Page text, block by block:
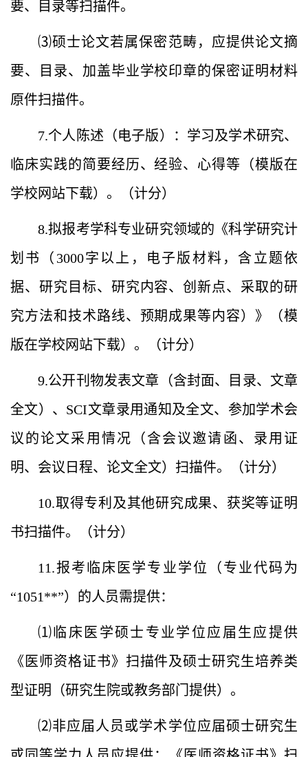
要、目录等扫描件。
⑶硕士论文若属保密范畴，应提供论文摘
要、目录、加盖毕业学校印章的保密证明材料
原件扫描件。
7.个人陈述（电子版）：学习及学术研究、
临床实践的简要经历、经验、心得等（模版在
学校网站下载）。（计分）
8.拟报考学科专业研究领域的《科学研究计
划书（3000字以上，电子版材料，含立题依
据、研究目标、研究内容、创新点、采取的研
究方法和技术路线、预期成果等内容）》（模
版在学校网站下载）。（计分）
9.公开刊物发表文章（含封面、目录、文章
全文）、SCI文章录用通知及全文、参加学术会
议的论文采用情况（含会议邀请函、录用证
明、会议日程、论文全文）扫描件。（计分）
10.取得专利及其他研究成果、获奖等证明
书扫描件。（计分）
11.报考临床医学专业学位（专业代码为
“1051**”）的人员需提供：
⑴临床医学硕士专业学位应届生应提供
《医师资格证书》扫描件及硕士研究生培养类
型证明（研究生院或教务部门提供）。
⑵非应届人员或学术学位应届硕士研究生